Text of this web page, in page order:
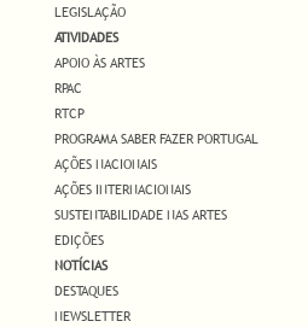
LEGISLAÇÃO
ATIVIDADES
APOIO ÀS ARTES
RPAC
RTCP
PROGRAMA SABER FAZER PORTUGAL
AÇÕES NACIONAIS
AÇÕES INTERNACIONAIS
SUSTENTABILIDADE NAS ARTES
EDIÇÕES
NOTÍCIAS
DESTAQUES
NEWSLETTER